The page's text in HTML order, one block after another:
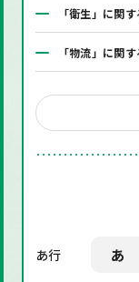
「衛生」に関
「物流」に関
「システム」
「店舗備品」
「環境」に関
「業界用語」に
あ行 あ